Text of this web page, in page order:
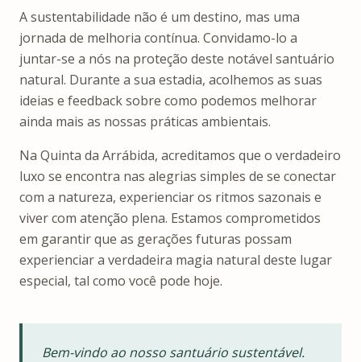
A sustentabilidade não é um destino, mas uma
jornada de melhoria contínua. Convidamo-lo a
juntar-se a nós na proteção deste notável santuário
natural. Durante a sua estadia, acolhemos as suas
ideias e feedback sobre como podemos melhorar
ainda mais as nossas práticas ambientais.
Na Quinta da Arrábida, acreditamos que o verdadeiro
luxo se encontra nas alegrias simples de se conectar
com a natureza, experienciar os ritmos sazonais e
viver com atenção plena. Estamos comprometidos
em garantir que as gerações futuras possam
experienciar a verdadeira magia natural deste lugar
especial, tal como você pode hoje.
Bem-vindo ao nosso santuário sustentável.